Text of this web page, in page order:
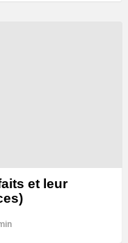
et leur